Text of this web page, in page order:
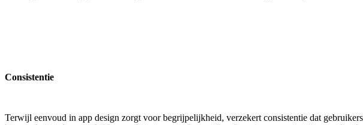
Consistentie
Terwijl eenvoud in app design zorgt voor begrijpelijkheid, verzekert consistentie dat